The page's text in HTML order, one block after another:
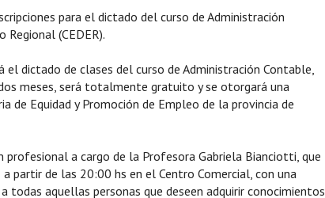
para el dictado del curso de Administración
(CEDER).
el dictado de clases del curso de Administración Contable,
meses, será totalmente gratuito y se otorgará una
de Equidad y Promoción de Empleo de la provincia de
profesional a cargo de la Profesora Gabriela Bianciotti, que
partir de las 20:00 hs en el Centro Comercial, con una
todas aquellas personas que deseen adquirir conocimientos